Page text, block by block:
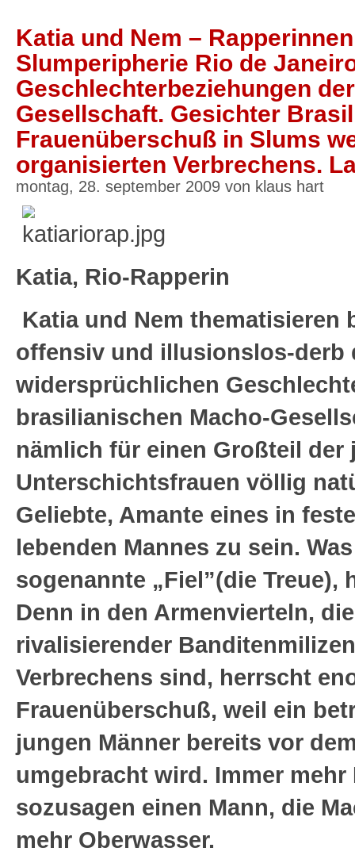
Katia und Nem –
Slumperipherie Rio de
Geschlechterbeziehungen
Gesellschaft. Gesichter
Frauenüberschuß in Slums
organisierten Verbrechens.
montag, 28. september 2009 von klaus hart
Katia, Rio-Rapperin
Katia und Nem thematisieren
offensiv und illusionslos-derb
widersprüchlichen
brasilianischen Macho-
nämlich für einen Großteil der
Unterschichtsfrauen völlig
Geliebte, Amante eines in
lebenden Mannes zu sein.
sogenannte „Fiel”(die Treue),
Denn in den Armenvierteln,
rivalisierender
Verbrechens sind, herrscht
Frauenüberschuß, weil ein
jungen Männer bereits vor
umgebracht wird. Immer
sozusagen einen Mann, die
mehr Oberwasser.